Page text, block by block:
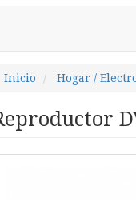
Inicio Hogar /